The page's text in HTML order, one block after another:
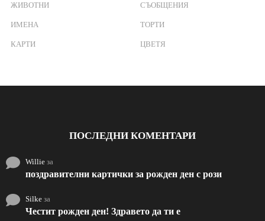
ЖИВОТНИ
ИМЕНА
КАРТИ
СЪОБЩЕНИЯ
ТОРТИ
ЦВЕТЯ
ПОСЛЕДНИ КОМЕНТАРИ
Willie за
поздравителни картички за рожден ден с рози
Silke за
Честит рожден ден! Здравето да ти е